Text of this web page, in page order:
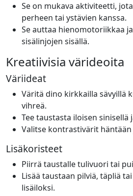
Se on mukava aktiviteetti,
perheen tai ystävien kanssa.
Se auttaa hienomotoriikkaa
sisälinjojen sisällä.
Kreatiivisia värideoita
Väriideat
Väritä dino kirkkailla sävyillä
vihreä.
Tee taustasta iloisen sinisellä
Valitse kontrastivärit
Lisäkoristeet
Piirrä taustalle tulivuori tai
Lisää taustaan pilviä, täpliä
lisäiloksi.